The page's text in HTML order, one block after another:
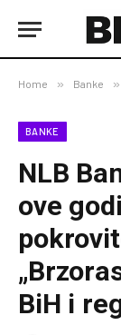
Home » Banke »
BANKE
NLB
ove
BiH i